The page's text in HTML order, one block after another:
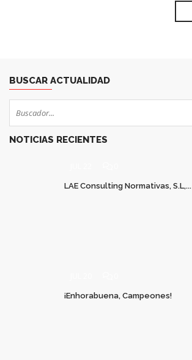
BUSCAR ACTUALIDAD
NOTICIAS RECIENTES
LAE Consulting Normativas, S.L,...
¡Enhorabuena, Campeones!